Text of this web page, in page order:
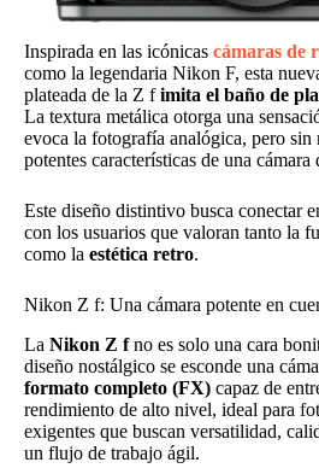
Inspirada en las icónicas cámaras de
como la legendaria Nikon F, esta
plateada de la Z fimita el baño de
La textura metálica otorga una
evoca la fotografía analógica, pero sin
potentes características de una
Este diseño distintivo busca conectar
con los usuarios que valoran tanto la
como la estética retro.
Nikon Z f: Una cámara potente en
La Nikon Z fno es solo una cara
diseño nostálgico se esconde una
formato completo (FX) capaz de
rendimiento de alto nivel, ideal para
exigentes que buscan versatilidad,
un flujo de trabajo ágil.